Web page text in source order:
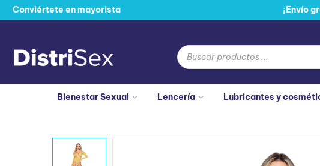
Conviértete en mayorista ¡Envío
Bienestar Sexual Lencería Lubricantes y